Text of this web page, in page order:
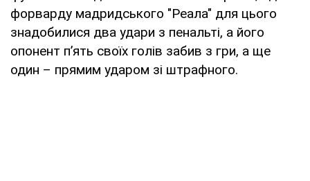
форварду мадридського "Реала" для цього
знадобилися два удари з пенальті, а його
опонент п’ять своїх голів забив з гри, а ще
один – прямим ударом зі штрафного.